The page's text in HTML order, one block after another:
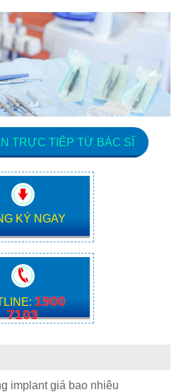
TRỰC TIẾP TỪ BÁC SĨ
KÝ NGAY
1900
7103
implant giá bao nhiêu